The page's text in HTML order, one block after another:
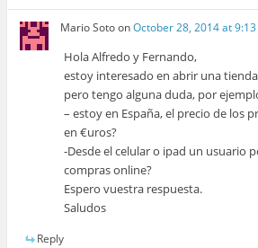
Mario SotoonOctober 28, 2014 at
Hola Alfredo y Fernando,
estoy interesado en abrir una
pero tengo alguna duda, por
– estoy en España, el precio de los
en €uros?
-Desde el celular o ipad un usuario
compras online?
Espero vuestra respuesta.
Saludos
Reply